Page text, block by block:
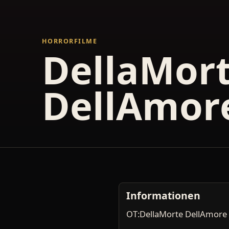
HORRORFILME
Informationen
OT:DellaMorte DellAmore